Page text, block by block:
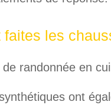
faites les
randonnée en
ont